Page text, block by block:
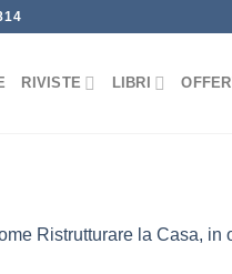
RIVISTE LIBRI
Ristrutturare la Casa, in